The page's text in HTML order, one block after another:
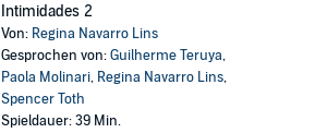
Intimidades 2
Von: Regina Navarro Lins
Gesprochen von:Guilherme Teruya,
Paola Molinari, Regina Navarro Lins,
Spencer Toth
Spieldauer: 39 Min.